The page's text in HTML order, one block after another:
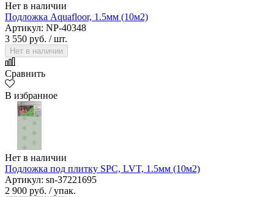
Нет в наличии
Подложка Aquafloor, 1.5мм (10м2)
Артикул: NP-40348
3 550 руб. / шт.
Нет в наличии
Сравнить
В избранное
Нет в наличии
Подложка под плитку SPC, LVT, 1.5мм (10м2)
Артикул: sn-37221695
2 900 руб. / упак.